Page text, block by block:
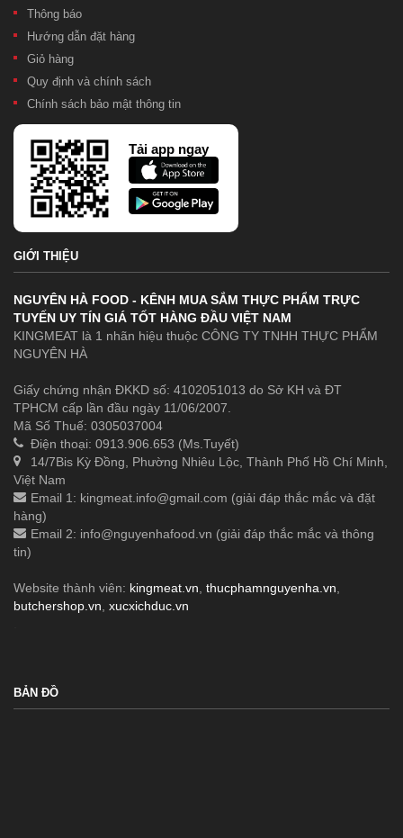
Thông báo
Hướng dẫn đặt hàng
Giỏ hàng
Quy định và chính sách
Chính sách bảo mật thông tin
Tải app ngay
GIỚI THIỆU
NGUYÊN HÀ FOOD - KÊNH MUA SẮM THỰC PHẨM TRỰC
TUYẾN UY TÍN GIÁ TỐT HÀNG ĐẦU VIỆT NAM
KINGMEAT là 1 nhãn hiệu thuộc CÔNG TY TNHH THỰC PHẨM
NGUYÊN HÀ
Giấy chứng nhận ĐKKD số: 4102051013 do Sở KH và ĐT
TPHCM cấp lần đầu ngày 11/06/2007.
Mã Số Thuế: 0305037004
Điện thoại: 0913.906.653 (Ms.Tuyết)
14/7Bis Kỳ Đồng, Phường Nhiêu Lộc, Thành Phố Hồ Chí Minh,
Việt Nam
Email 1: kingmeat.info@gmail.com (giải đáp thắc mắc và đặt
hàng)
Email 2: info@nguyenhafood.vn (giải đáp thắc mắc và thông
tin)
Website thành viên: kingmeat.vn thucphamnguyenha.vn
butchershop.vn xucxichduc.vn
BẢN ĐỒ